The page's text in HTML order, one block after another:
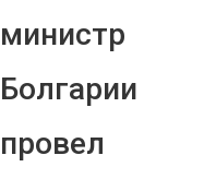
министр
Болгарии
провел